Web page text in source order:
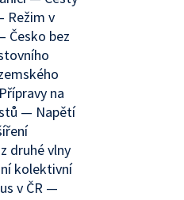
Režim v
Česko bez
na
— Napětí
druhé vlny
kolektivní
v ČR —